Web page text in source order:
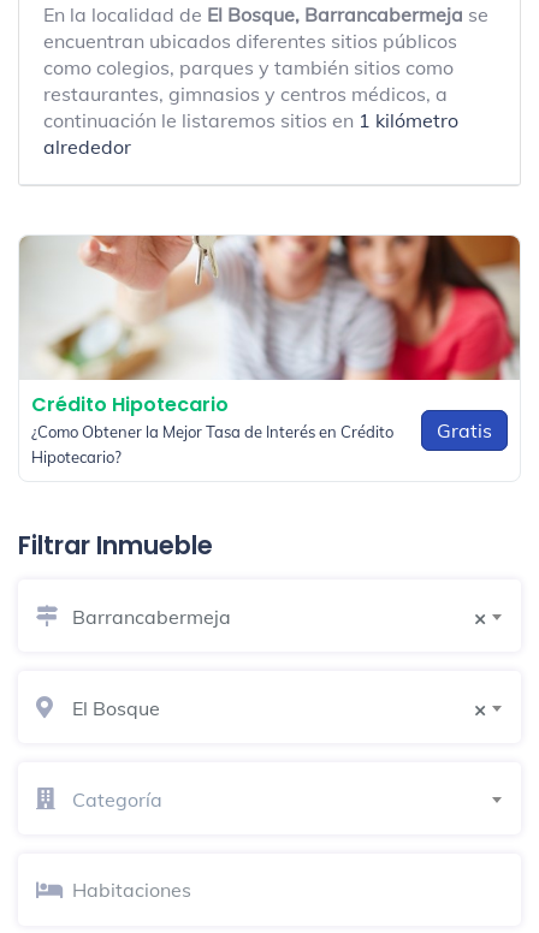
En la localidad de El Bosque, Barrancabermeja se
encuentran ubicados diferentes sitios públicos
como colegios, parques y también sitios como
restaurantes, gimnasios y centros médicos, a
continuación le listaremos sitios en 1 kilómetro
alrededor
Crédito Hipotecario
¿Como Obtener la Mejor Tasa de Interés en Crédito
Hipotecario?
Gratis
Filtrar Inmueble
×
Barrancabermeja
×
El Bosque
Categoría